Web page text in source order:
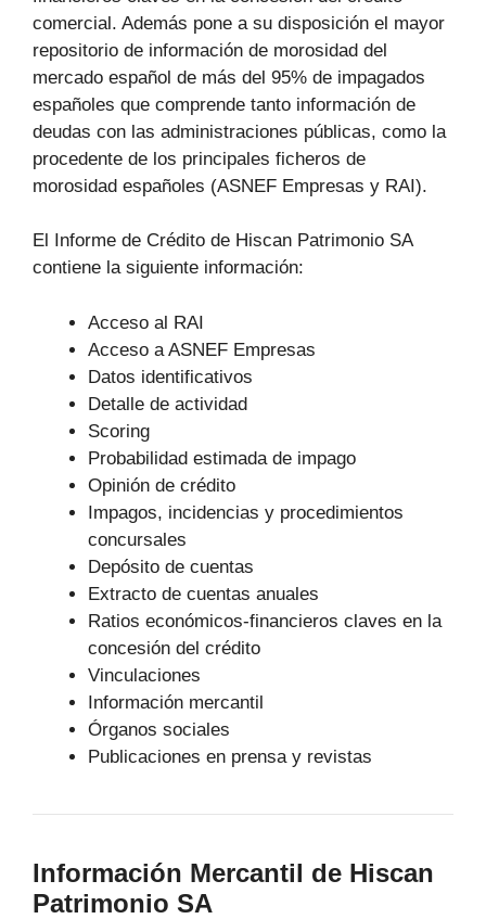
comercial. Además pone a su disposición el mayor
repositorio de información de morosidad del
mercado español de más del 95% de impagados
españoles que comprende tanto información de
deudas con las administraciones públicas, como la
procedente de los principales ficheros de
morosidad españoles (ASNEF Empresas y RAI).
El Informe de Crédito de Hiscan Patrimonio SA
contiene la siguiente información:
Acceso al RAI
Acceso a ASNEF Empresas
Datos identificativos
Detalle de actividad
Scoring
Probabilidad estimada de impago
Opinión de crédito
Impagos, incidencias y procedimientos
concursales
Depósito de cuentas
Extracto de cuentas anuales
Ratios económicos-financieros claves en la
concesión del crédito
Vinculaciones
Información mercantil
Órganos sociales
Publicaciones en prensa y revistas
Información Mercantil de Hiscan
Patrimonio SA